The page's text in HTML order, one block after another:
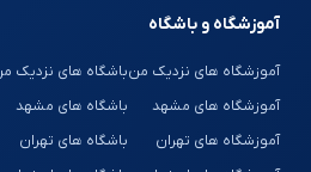
آموزشگاه و باشگاه
آموزشگاه های نزدیک من
آموزشگاه های مشهد
آموزشگاه های تهران
باشگاه های نزدیک
باشگاه های مشهد
باشگاه های تهران